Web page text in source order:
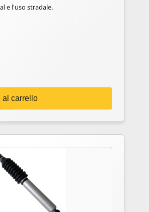
e l'uso stradale.
al carrello